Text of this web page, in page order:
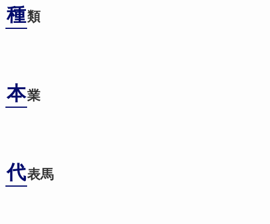
種類
本業
代表馬